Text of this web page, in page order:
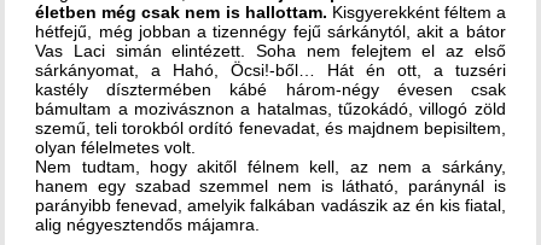
életben még csak nem is hallottam. Kisgyerekként féltem a
hétfejű, még jobban a tizennégy fejű sárkánytól, akit a bátor
Vas Laci simán elintézett. Soha nem felejtem el az első
sárkányomat, a Hahó, Öcsi!-ből… Hát én ott, a tuzséri
kastély dísztermében kábé három-négy évesen csak
bámultam a mozivásznon a hatalmas, tűzokádó, villogó zöld
szemű, teli torokból ordító fenevadat, és majdnem bepisiltem,
olyan félelmetes volt.
Nem tudtam, hogy akitől félnem kell, az nem a sárkány,
hanem egy szabad szemmel nem is látható, paránynál is
parányibb fenevad, amelyik falkában vadászik az én kis fiatal,
alig négyesztendős májamra.